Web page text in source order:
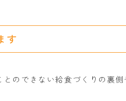
す
のできない給食づくりの裏